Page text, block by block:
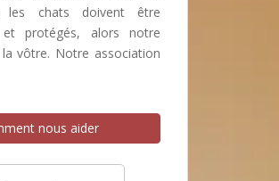
les chats doivent être
protégés, alors notre
vôtre. Notre association
nous aider